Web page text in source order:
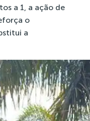
a 1, a ação de
o
a